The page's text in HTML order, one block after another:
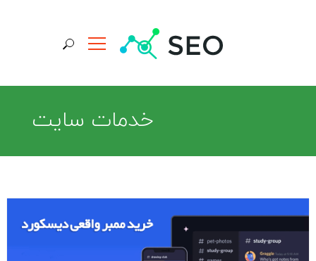
جستجو برای:
خدمات سایت